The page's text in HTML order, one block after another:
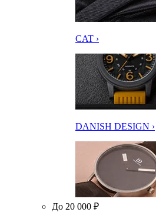
CAT ›
DANISH DESIGN ›
До 20 000 ₽